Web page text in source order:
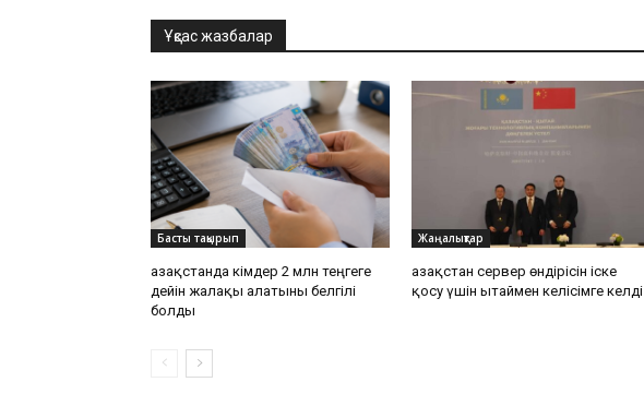
Ұқсас жазбалар
Басты тақырып
Қазақстанда кімдер 2 млн теңгеге
дейін жалақы алатыны белгілі
болды
Жаңалықтар
Қазақстан сервер өндірісін іске
қосу үшін Қытаймен келісімге келді